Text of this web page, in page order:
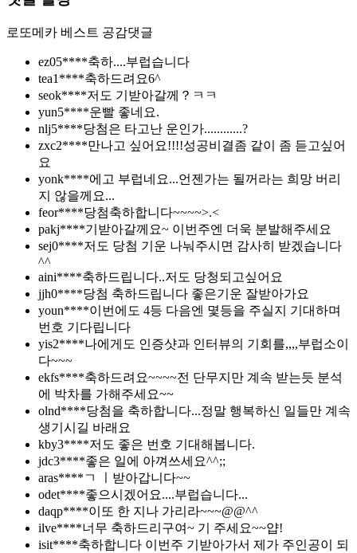
로또메카 베스트 공감댓글
ez05****축하....부럽습니다
tea1****축하드려요6^
seok****저도 기받아갈께？ㅋㅋ
yun5****운빨 좋네요.
nlj5****당첨은 타고난 운인가............?
zxc2****만나고 싶어요!!!!성공비결좀 같이 좀 듣고싶어
요
yonk****에고 부럽네요...언젠가는 될꺼라는 희망 버리
지 않을께요...
feor****당첨축하합니다~~~~>.<
pakj****기받아갈께요~ 이번주엔 더욱 분발해주세요
sej0****저도 당첨 기운 나눠주시면 감사히 받겠습니다
^^
aini****축하드립니다..저도 당청되고싶어요
jjh0****당첨 축하드립니다 좋은기운 잘받아가요
youn****이번에도 4등 다음엔 몇등을 주실지 기대하며
번호 기다립니다
yis2****나에게도 인증샷과 인터뷰의 기회를,,,,부럽소이
다~~~
ekfs****축하드려요~~~~전 단무지만 계속 받는듯 분석
에 박차를 가해주세요~~
olnd****당첨을 축하합니다...정말 행복하신 일들만 계속
생기시길 바래요
kby3****저도 좋은 번호 기대해봅니다.
jdc3****좋은 일에 아껴쓰세요^^;;
aras****ㄱ ㅣ받아갑니다~~
odet****좋으시겠어요....부럽습니다...
daqp****이또 한 지나 가리라~~~@@^^
ilve****너무 축하드리구여~ 기 주세요~~얍!
isit****축하합니다 이번주 기받아가서 제가 주인공이 되